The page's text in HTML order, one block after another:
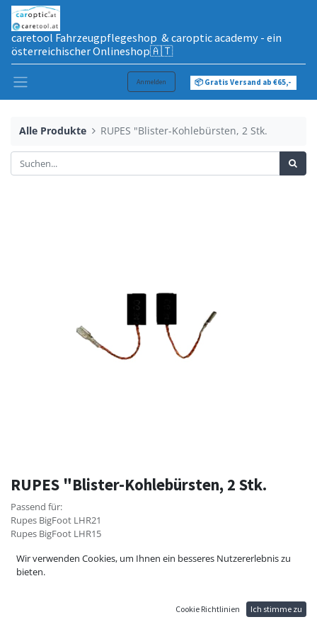
caretool Fahrzeugpflegeshop & caroptic academy - ein
österreichischer Onlineshop🇦🇹
Anmelden 📦 Gratis Versand ab €65,-
Alle Produkte RUPES "Blister-Kohlebürsten, 2 Stk.
RUPES "Blister-Kohlebürsten, 2 Stk.
Passend für:
Rupes BigFoot LHR21
Rupes BigFoot LHR15
Rupes Bigfoot LH19E
Rupes Bigfoot LHR12E
Wir verwenden Cookies, um Ihnen ein besseres Nutzererlebnis zu
bieten.
Cookie Richtlinien Ich stimme zu